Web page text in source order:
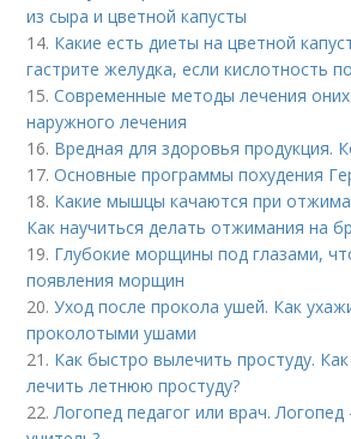
из сыра и цветной капусты
14. Какие есть диеты на цветной
гастрите желудка, если кислотность
15.Современные методы лечения
наружного лечения
16. Вредная для здоровья продукция.
17.Основные программы похудения
18. Какие мышцы качаются при
Как научиться делать отжимания на
19. Глубокие морщины под глазами,
появления морщин
20.Уход после прокола ушей. Как
проколотыми ушами
21. Как быстро вылечить простуду.
лечить летнюю простуду?
22.Логопед педагог или врач. Логопед